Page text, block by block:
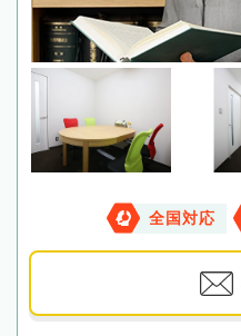
全国対応